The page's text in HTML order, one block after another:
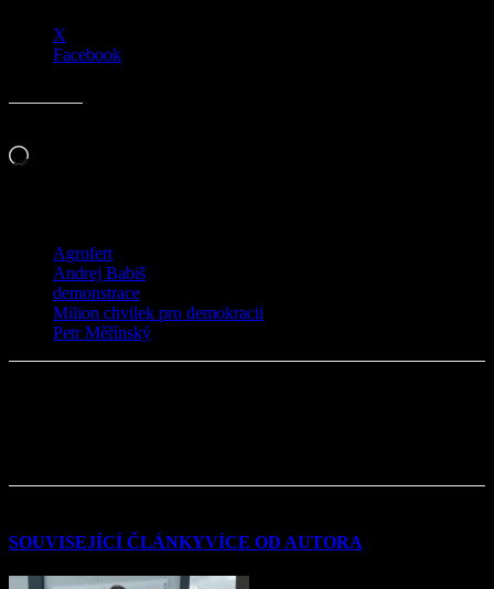
X
Facebook
Načítání…
Agrofert
Andrej Babiš
demonstrace
Milion chvilek pro demokracii
Petr Měřínský
SOUVISEJÍCÍ ČLÁNKYVÍCE OD AUTORA